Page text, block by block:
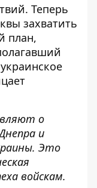
Теперь
захватить
план,
о
и
Это
войскам.